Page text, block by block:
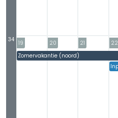
34 19
Zomervakantie (noord)
20
#
21
#
22